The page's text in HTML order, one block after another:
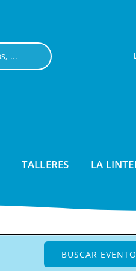
TALLERES LA
BUSCAR